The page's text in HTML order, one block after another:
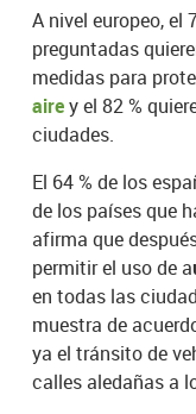
A nivel europeo, el
preguntadas
medidas para
airey el 82 %
ciudades.
El 64 % de los
de los países que
afirma que
permitir el uso de a
en todas las
muestra de
ya el tránsito de
calles aledañas a